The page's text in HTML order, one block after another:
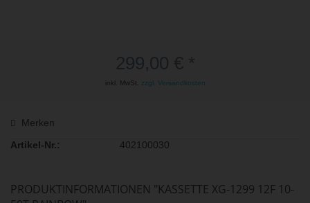
inkl. MwSt. zzgl. Versandkosten
Merken
Artikel-Nr.:
402100030
PRODUKTINFORMATIONEN "KASSETTE XG-1299 12F 10-